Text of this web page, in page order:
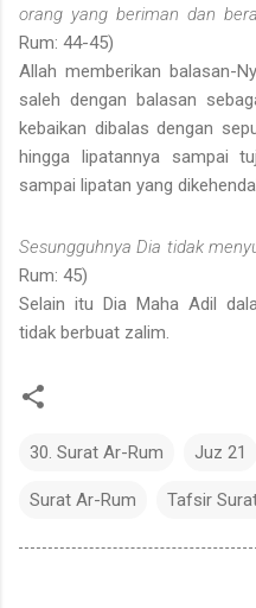
orang yang beriman dan
Rum: 44-45)
Allah memberikan balasan-
saleh dengan balasan
kebaikan dibalas dengan
hingga lipatannya sampai
sampai lipatan yang
Sesungguhnya Dia tidak
Rum: 45)
Selain itu Dia Maha Adil
tidak berbuat zalim.
30. Surat Ar-Rum Juz 21
Surat Ar-Rum Tafsir